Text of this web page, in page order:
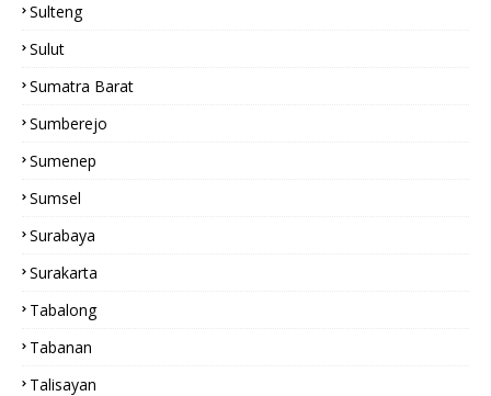
Sulteng
Sulut
Sumatra Barat
Sumberejo
Sumenep
Sumsel
Surabaya
Surakarta
Tabalong
Tabanan
Talisayan